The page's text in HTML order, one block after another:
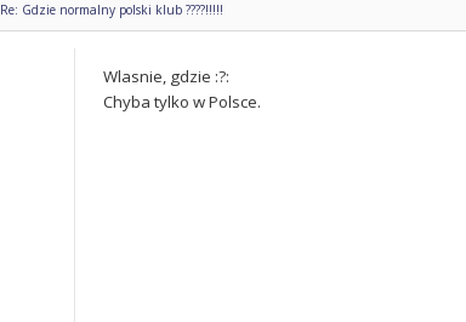
Re: Gdzie normalny polski klub ????!!!!!
Wlasnie, gdzie :?:
Chyba tylko w Polsce.